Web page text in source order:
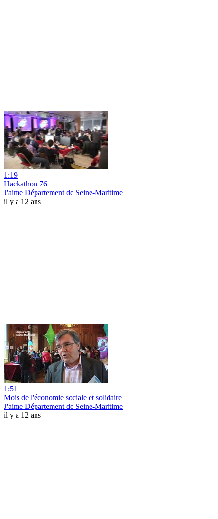
1:19
Hackathon 76
J'aime Département de Seine-Maritime
il y a 12 ans
1:51
Mois de l'économie sociale et solidaire
J'aime Département de Seine-Maritime
il y a 12 ans